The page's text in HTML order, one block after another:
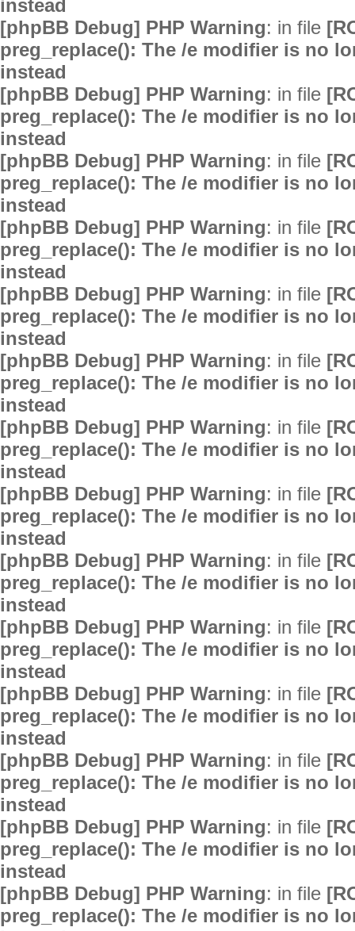
instead
[phpBB Debug] PHP Warning: in file
preg_replace(): The /e modifier is no
instead
[phpBB Debug] PHP Warning: in file
preg_replace(): The /e modifier is no
instead
[phpBB Debug] PHP Warning: in file
preg_replace(): The /e modifier is no
instead
[phpBB Debug] PHP Warning: in file
preg_replace(): The /e modifier is no
instead
[phpBB Debug] PHP Warning: in file
preg_replace(): The /e modifier is no
instead
[phpBB Debug] PHP Warning: in file
preg_replace(): The /e modifier is no
instead
[phpBB Debug] PHP Warning: in file
preg_replace(): The /e modifier is no
instead
[phpBB Debug] PHP Warning: in file
preg_replace(): The /e modifier is no
instead
[phpBB Debug] PHP Warning: in file
preg_replace(): The /e modifier is no
instead
[phpBB Debug] PHP Warning: in file
preg_replace(): The /e modifier is no
instead
[phpBB Debug] PHP Warning: in file
preg_replace(): The /e modifier is no
instead
[phpBB Debug] PHP Warning: in file
preg_replace(): The /e modifier is no
instead
[phpBB Debug] PHP Warning: in file
preg_replace(): The /e modifier is no
instead
[phpBB Debug] PHP Warning: in file
preg_replace(): The /e modifier is no